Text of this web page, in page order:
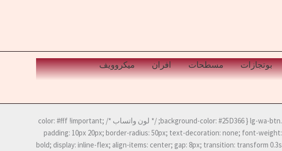
بوتجازات مسطحات افران
ميكروويف
.lg-wa-btn { background-color: #25D366; /* لون واتساب */ color: #fff !important;
padding: 10px 20px; border-radius: 50px; text-decoration: none; font-weight:
bold; display: inline-flex; align-items: center; gap: 8px; transition: transform 0.3s